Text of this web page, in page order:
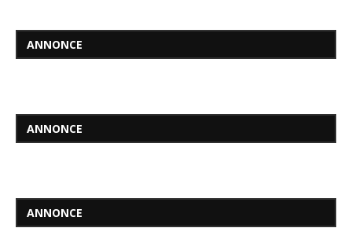
ANNONCE
ANNONCE
ANNONCE